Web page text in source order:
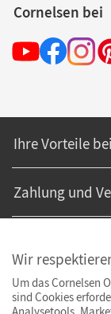
Cornelsen bei
Ihre Vorteile
Zahlung und
Wir
Um das Cornelsen
sind Cookies